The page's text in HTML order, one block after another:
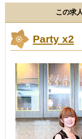
この求
Party x2